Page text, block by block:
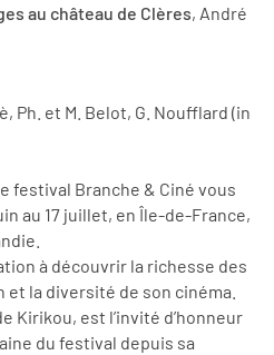
au château de Clères, André
Ph. et M. Belot, G. Noufflard (in
festival Branche & Ciné vous
au 17 juillet, en Île-de-France,
à découvrir la richesse des
la diversité de son cinéma.
Kirikou, est l’invité d’honneur
du festival depuis sa